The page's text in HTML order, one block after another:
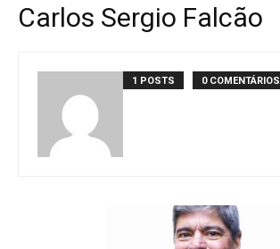
Carlos Sergio Falcão
1 POSTS 0 COMENTÁRIOS